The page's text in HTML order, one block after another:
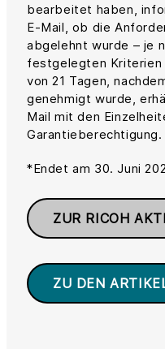
bearbeitet haben,
E-Mail, ob die
abgelehnt wurde – je
festgelegten Kriterien
von 21 Tagen,
genehmigt wurde,
Mail mit den
Garantieberechtigung.
*Endet am 30. Juni
ZUR RICOH
ZU DEN